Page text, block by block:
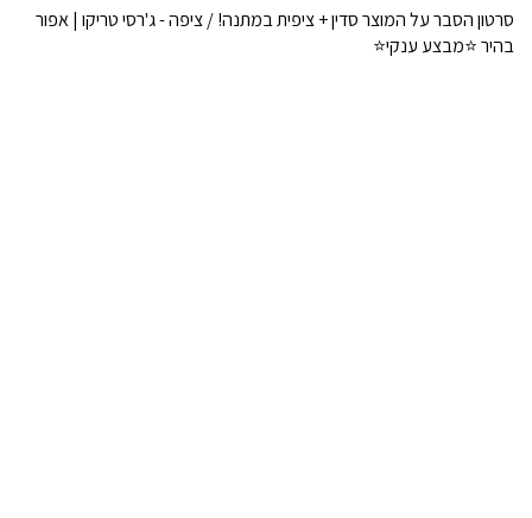
סרטון הסבר על המוצר סדין + ציפית במתנה! / ציפה - ג'רסי טריקו | אפור
בהיר ⭐מבצע ענקי⭐